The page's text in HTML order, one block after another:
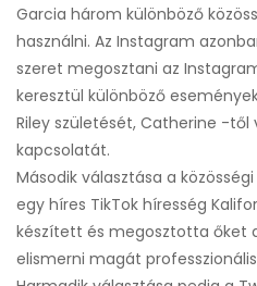
Garcia három különböző
használni. Az Instagram
szeret megosztani az
keresztül különböző
Riley születését, Catherine -től
kapcsolatát.
Második választása a
egy híres TikTok híresség
készített és megosztotta őket
elismerni magát